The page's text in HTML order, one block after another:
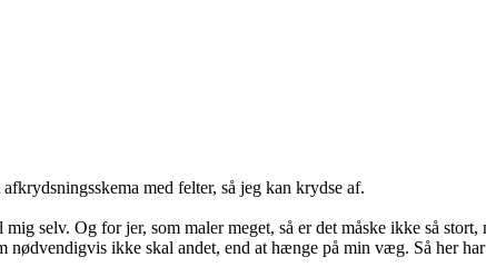
med felter, så jeg kan krydse af.
selv. Og for jer, som maler meget, så er det måske ikke så
ikke skal andet, end at hænge på min væg. Så her har